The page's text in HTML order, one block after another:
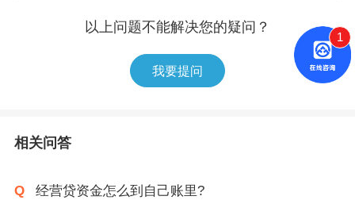
以上问题不能解决您的疑问？
我要提问
相关问答
Q
经营贷资金怎么到自己账里?
1